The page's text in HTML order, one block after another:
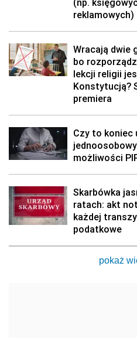
(np.
reklamowych)
Wracają dwie
bo
lekcji religii
Konstytucją?
premiera
Czy to koniec
możliwości
Skarbówka
ratach: akt
każdej
podatkowe
pokaż